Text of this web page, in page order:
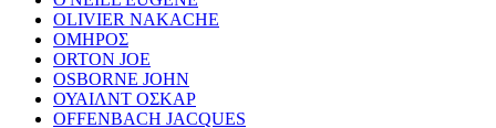
OLIVIER NAKACHE
ΟΜΗΡΟΣ
ORTON JOE
OSBORNE JOHN
ΟΥΑΙΛΝΤ ΟΣΚΑΡ
OFFENBACH JACQUES